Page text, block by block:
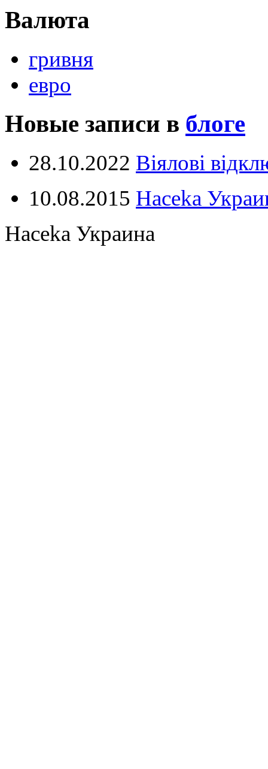
Валюта
гривня
евро
Новые записи в блоге
28.10.2022 Віялові
10.08.2015 Haceka
Haceka Украина